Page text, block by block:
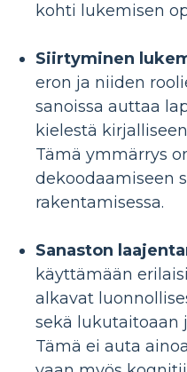
kohti lukemisen
Siirtyminen
eron ja niiden
sanoissa auttaa
kielestä
Tämä ymmärrys
dekoodaamiseen
rakentamisessa.
Sanaston
käyttämään
alkavat
sekä lukutaitoaan
Tämä ei auta